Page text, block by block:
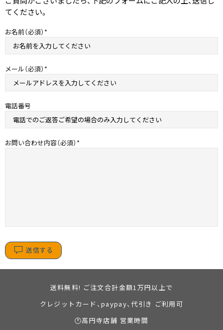
てください。
お名前（必須）
メール（必須）
電話番号
お問い合わせ内容（必須）
送信する
送料無料! ご注文合計金額1万円以上で
クレジットカード、paypay、代引き ご利用可
🕐高円寺店舗 営業時間